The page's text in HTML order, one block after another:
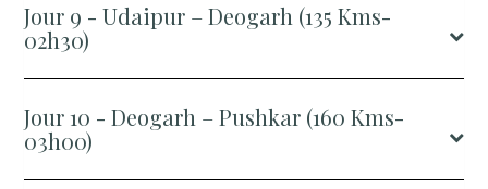
Jour 9 - Udaipur – Deogarh (135 Kms-
02h30)
Jour 10 - Deogarh – Pushkar (160 Kms-
03h00)